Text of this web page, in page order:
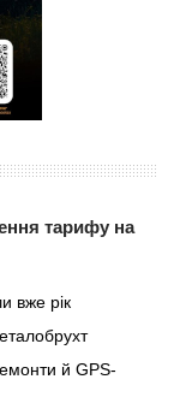
тарифу на
вже рік
й GPS-